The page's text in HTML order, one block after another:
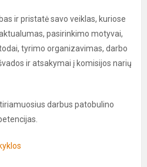
ir pristatė savo veiklas, kuriose
pasirinkimo motyvai,
tyrimo organizavimas, darbo
ir atsakymai į komisijos narių
darbus patobulino